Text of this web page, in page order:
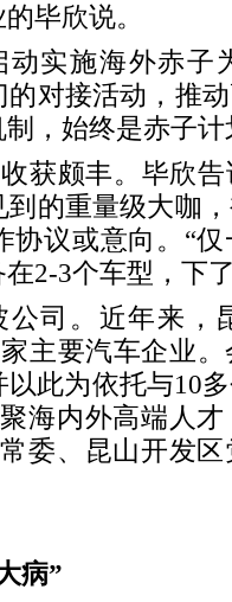
毕欣说。
动实施海外赤子
对接活动，推
，始终是赤子
获颇丰。毕欣
的重量级大咖
协议或意向。“
2-3个车型，下
公司。近年来，
主要汽车企业
此为依托与10
海内外高端人
委、昆山开发
病”